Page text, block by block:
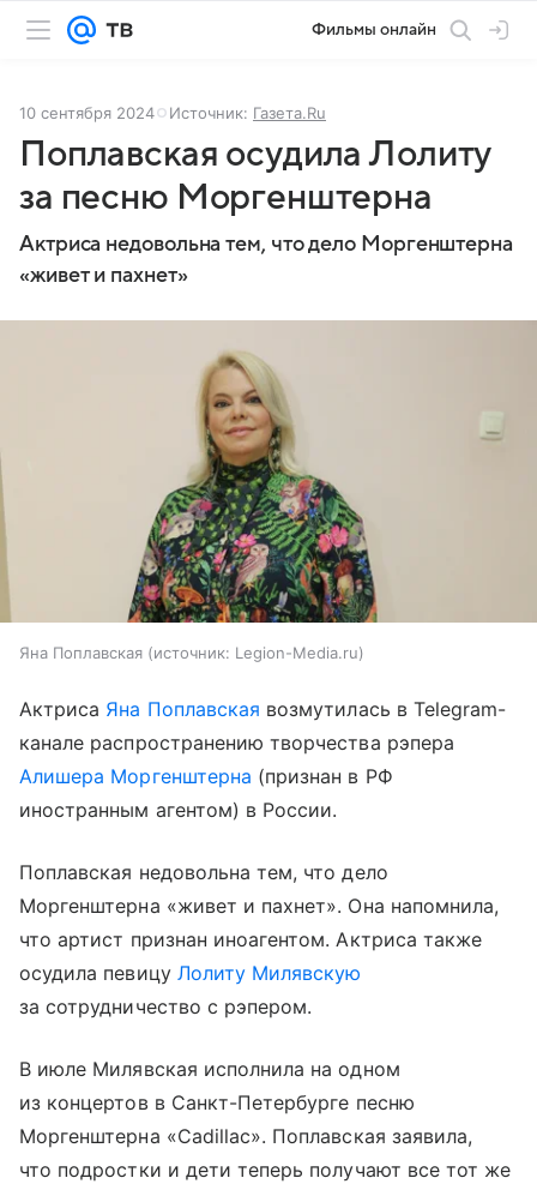
Фильмы онлайн
10 сентября 2024 Источник: Газета.Ru
Поплавская осудила Лолиту
за песню Моргенштерна
Актриса недовольна тем, что дело Моргенштерна
«живет и пахнет»
Яна Поплавская источник: Legion-Media.ru
Актриса Яна Поплавская возмутилась в Telegram-
канале распространению творчества рэпера
Алишера Моргенштерна (признан в РФ
иностранным агентом) в России.
Поплавская недовольна тем, что дело
Моргенштерна «живет и пахнет». Она напомнила,
что артист признан иноагентом. Актриса также
осудила певицу Лолиту Милявскую
за сотрудничество с рэпером.
В июле Милявская исполнила на одном
из концертов в Санкт-Петербурге песню
Моргенштерна «Cadillac». Поплавская заявила,
что подростки и дети теперь получают все тот же